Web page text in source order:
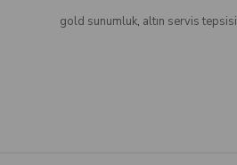
gold sunumluk, altın servis tepsisi